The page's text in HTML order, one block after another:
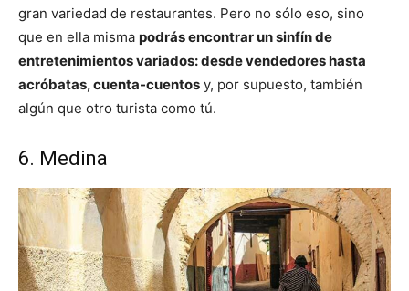
gran variedad de restaurantes. Pero no sólo eso, sino
que en ella misma podrás encontrar un sinfín de
entretenimientos variados: desde vendedores hasta
acróbatas, cuenta-cuentos y, por supuesto, también
algún que otro turista como tú.
6. Medina